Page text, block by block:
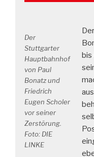
Der
Stuttgarter
Hauptbahnhof
von Paul
Bonatz und
Friedrich
Eugen Scholer
vor seiner
Zerstörung.
Foto: DIE
LINKE
bis